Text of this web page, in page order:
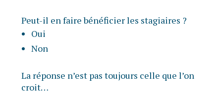
Peut-il en faire bénéficier les stagiaires ?
Oui
Non
La réponse n’est pas toujours celle que l’on
croit…